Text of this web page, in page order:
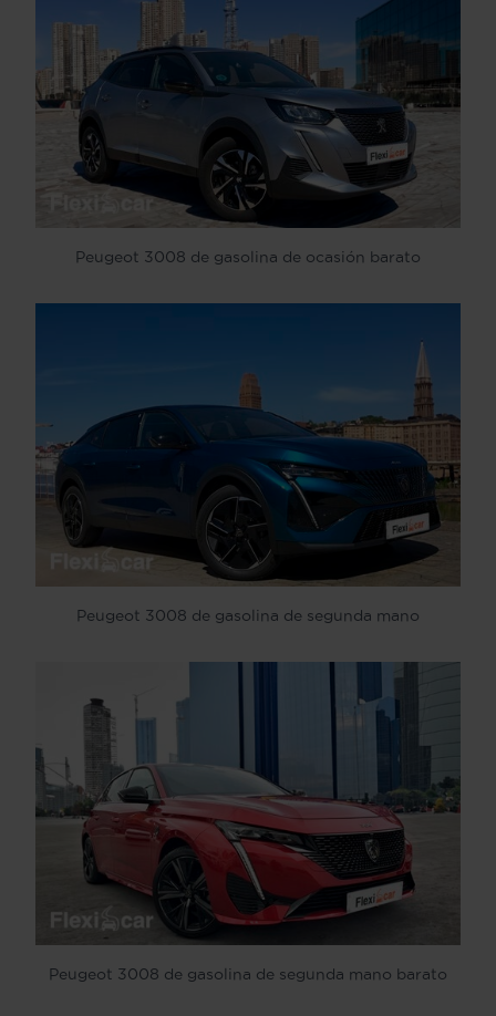
Peugeot 3008 de gasolina de ocasión barato
Peugeot 3008 de gasolina de segunda mano
Peugeot 3008 de gasolina de segunda mano barato